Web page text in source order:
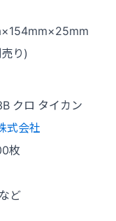
り)
クロ タイカン
式会社
枚
ど